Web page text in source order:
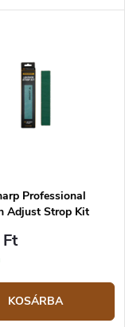
A kő finom
ésa élezés
történő
szolgál. A gyártó
javasol, olaj vagy
nem ajánlott.
Professional
Adjust Strop Kit
KOSÁRBA